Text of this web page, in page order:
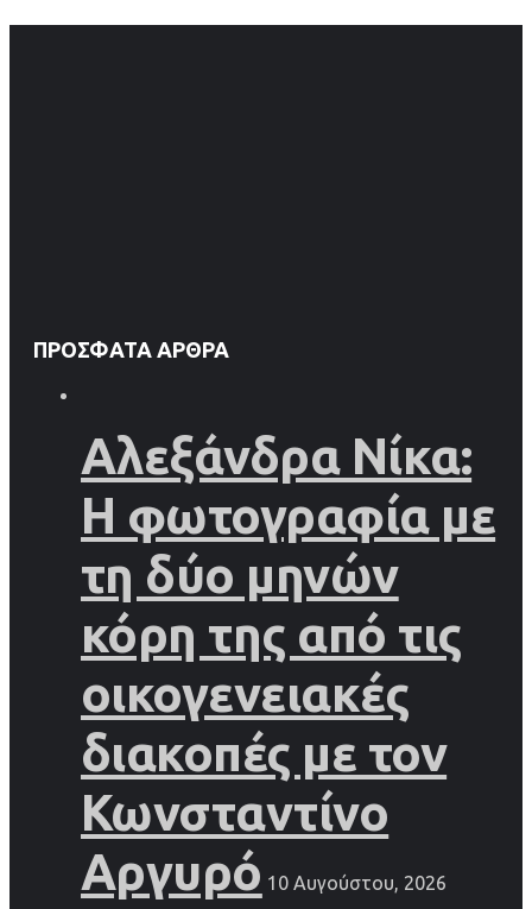
ΠΡΌΣΦΑΤΑ ΆΡΘΡΑ
Αλεξάνδρα Νίκα:
Η φωτογραφία με
τη δύο μηνών
κόρη της από τις
οικογενειακές
διακοπές με τον
Κωνσταντίνο
Αργυρό 10 Αυγούστου, 2026